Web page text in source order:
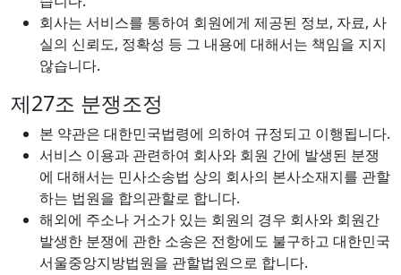
회사는 서비스를 통하여 회원에게 제공된 정보, 자료, 사
실의 신뢰도, 정확성 등 그 내용에 대해서는 책임을 지지
않습니다.
제27조 분쟁조정
본 약관은 대한민국법령에 의하여 규정되고 이행됩니다.
서비스 이용과 관련하여 회사와 회원 간에 발생된 분쟁
에 대해서는 민사소송법 상의 회사의 본사소재지를 관할
하는 법원을 합의관할로 합니다.
해외에 주소나 거소가 있는 회원의 경우 회사와 회원간
발생한 분쟁에 관한 소송은 전항에도 불구하고 대한민국
서울중앙지방법원을 관할법원으로 합니다.